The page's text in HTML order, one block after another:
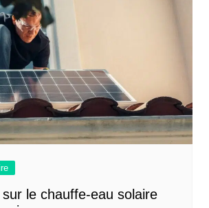
le chauffe-eau solaire